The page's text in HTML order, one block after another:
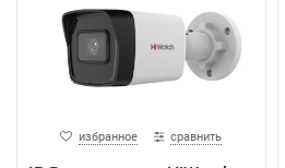
избранное сравнить